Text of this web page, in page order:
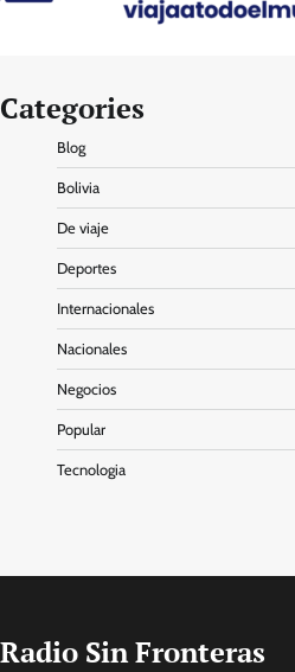
Categories
Blog
Bolivia
De viaje
Deportes
Internacionales
Nacionales
Negocios
Popular
Tecnologia
Radio Sin Fronteras